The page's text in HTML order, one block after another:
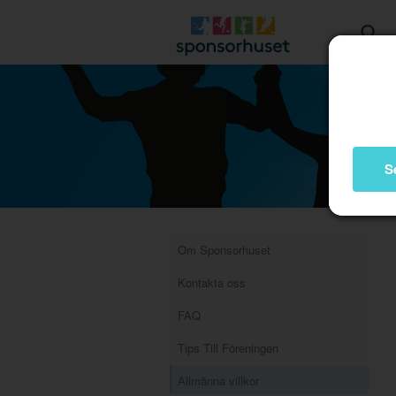
Om Sponsorhuset
Kontakta oss
FAQ
Tips Till Föreningen